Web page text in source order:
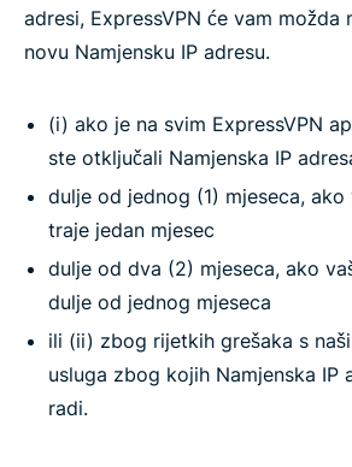
adresi, ExpressVPN će vam
novu Namjensku IP adresu.
(i) ako je na svim ExpressVPN
ste otključali Namjenska IP
dulje od jednog (1) mjeseca,
traje jedan mjesec
dulje od dva (2) mjeseca, ako
dulje od jednog mjeseca
ili (ii) zbog rijetkih grešaka s
usluga zbog kojih Namjenska IP
radi.